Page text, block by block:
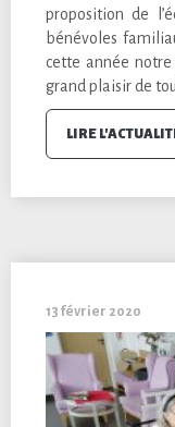
proposition de
bénévoles
cette année
grand plaisir de
LIRE
13 février 2020